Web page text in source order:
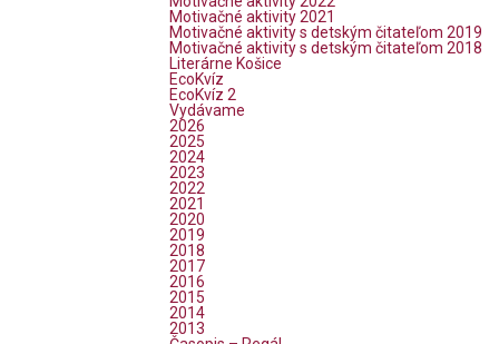
Motivačné aktivity 2021
Motivačné aktivity s detským čitateľom 2019
Motivačné aktivity s detským čitateľom 2018
Literárne Košice
EcoKvíz
EcoKvíz 2
Vydávame
2026
2025
2024
2023
2022
2021
2020
2019
2018
2017
2016
2015
2014
2013